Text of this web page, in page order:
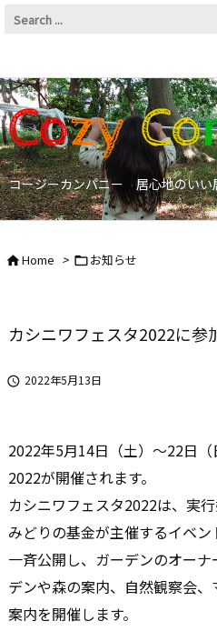
コージーカンパニー 居心地のいい
Home > お知らせ
カシニワフェスタ2022に参
 2022年5月13日
2022年5月14日（土）～22日
2022が開催されます。
カシニワフェスタ2022は、実
みどりの基金が主催するイベ
一斉公開し、ガーデンのオー
デンや森の案内、自然観察会
案内を開催します。